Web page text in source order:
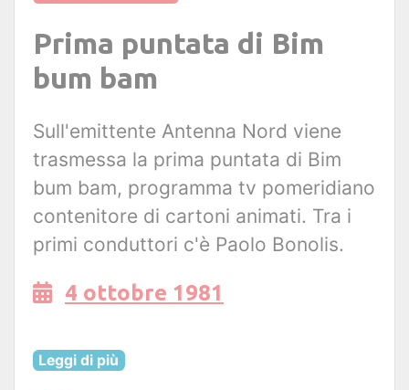
Prima puntata di Bim
bum bam
Sull'emittente Antenna Nord viene
trasmessa la prima puntata di Bim
bum bam, programma tv pomeridiano
contenitore di cartoni animati. Tra i
primi conduttori c'è Paolo Bonolis.
4 ottobre 1981
Leggi di più